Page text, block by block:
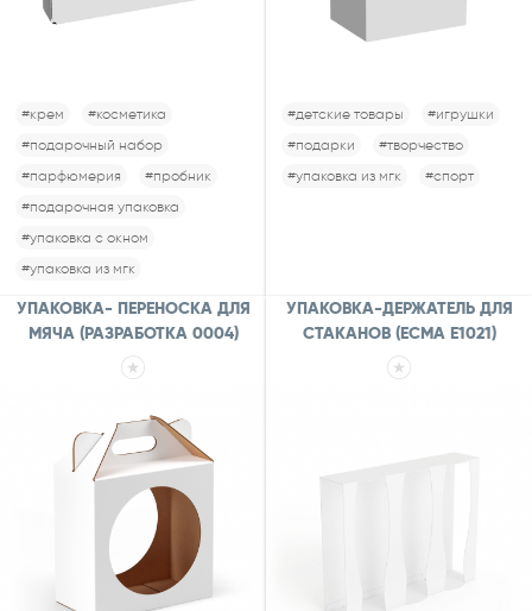
#крем
#косметика
#подарочный набор
#парфюмерия
#пробник
#подарочная упаковка
#упаковка с окном
#упаковка из мгк
#детские товары
#игрушки
#подарки
#творчество
#упаковка из мгк
#спорт
УПАКОВКА- ПЕРЕНОСКА ДЛЯ
МЯЧА (РАЗРАБОТКА 0004)
УПАКОВКА-ДЕРЖАТЕЛЬ ДЛЯ
СТАКАНОВ (ECMA E1021)